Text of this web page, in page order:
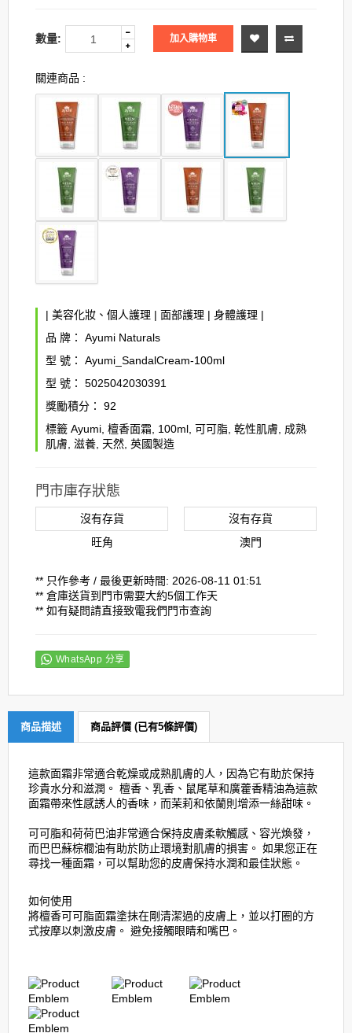
數量: 加入購物車
關連商品 :
| 美容化妝、個人護理 | 面部護理 | 身體護理 |
品 牌：
Ayumi Naturals
型 號：
Ayumi_SandalCream-100ml
型 號：
5025042030391
獎勵積分：
92
標籤 Ayumi 檀香面霜 100ml 可可脂 乾性肌膚
成熟
肌膚 滋養 天然 英國製造
門市庫存狀態
沒有存貨
旺角
沒有存貨
澳門
** 只作參考 / 最後更新時間: 2026-08-11 01:51
** 倉庫送貨到門市需要大約5個工作天
** 如有疑問請直接致電我們門市查詢
WhatsApp 分享
商品描述 商品評價 (已有5條評價)
這款面霜非常適合乾燥或成熟肌膚的人，因為它有助於保持
珍貴水分和滋潤。 檀香、乳香、鼠尾草和廣藿香精油為這款
面霜帶來性感誘人的香味，而茉莉和依蘭則增添一絲甜味。
可可脂和荷荷巴油非常適合保持皮膚柔軟觸感、容光煥發，
而巴巴蘇棕櫚油有助於防止環境對肌膚的損害。 如果您正在
尋找一種面霜，可以幫助您的皮膚保持水潤和最佳狀態。
如何使用
將檀香可可脂面霜塗抹在剛清潔過的皮膚上，並以打圈的方
式按摩以刺激皮膚。 避免接觸眼睛和嘴巴。